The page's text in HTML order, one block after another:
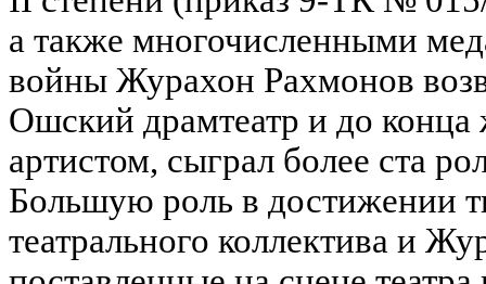
а также многочисленными
войны Журахон Рахмонов
Ошский драмтеатр и до конца
артистом, сыграл более ста
Большую роль в достижении
театрального коллектива и